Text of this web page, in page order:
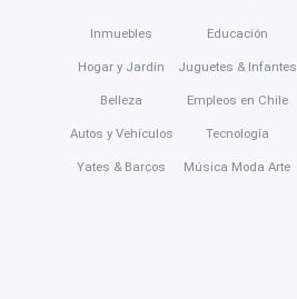
Inmuebles
Hogar y Jardín
Belleza
Autos y Vehículos
Yates & Barcos
Educación
Juguetes & Infantes
Empleos en Chile
Tecnología
Música Moda Arte